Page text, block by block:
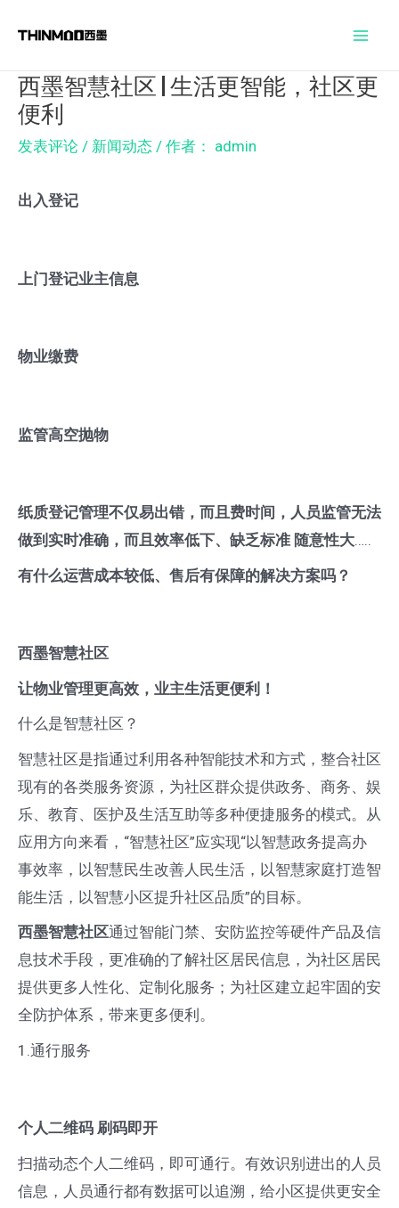
西墨智慧社区 | 生活更智能，社区更
便利
发表评论 / 新闻动态 / 作者： admin
出入登记
上门登记业主信息
物业缴费
监管高空抛物
纸质登记管理不仅易出错，而且费时间，人员监管无法
做到实时准确，而且效率低下、缺乏标准 随意性大…..
有什么运营成本较低、售后有保障的解决方案吗？
西墨智慧社区
让物业管理更高效，业主生活更便利！
什么是智慧社区？
智慧社区是指通过利用各种智能技术和方式，整合社区
现有的各类服务资源，为社区群众提供政务、商务、娱
乐、教育、医护及生活互助等多种便捷服务的模式。从
应用方向来看，“智慧社区”应实现“以智慧政务提高办
事效率，以智慧民生改善人民生活，以智慧家庭打造智
能生活，以智慧小区提升社区品质”的目标。
西墨智慧社区通过智能门禁、安防监控等硬件产品及信
息技术手段，更准确的了解社区居民信息，为社区居民
提供更多人性化、定制化服务；为社区建立起牢固的安
全防护体系，带来更多便利。
1.通行服务
个人二维码 刷码即开
扫描动态个人二维码，即可通行。有效识别进出的人员
信息，人员通行都有数据可以追溯，给小区提供更安全
navigation